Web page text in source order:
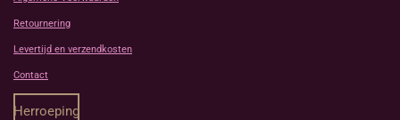
Retournering
Levertijd en verzendkosten
Contact
Herroeping